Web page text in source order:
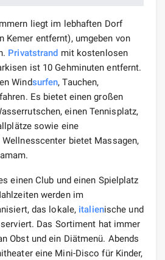
liegt im lebhaften Dorf
Kemer entfernt), umgeben von
Privatstrand mit kostenlosen
ist 10 Gehminuten entfernt.
Windsurfen, Tauchen,
Es bietet einen großen
einen Tennisplatz,
sowie eine
bietet Massagen,
einen Club und einen Spielplatz
werden im
das lokale, italienische und
Das Sortiment hat immer
Obst und ein Diätmenü. Abends
eine Mini-Disco für Kinder,